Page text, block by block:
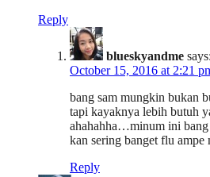
Reply
blueskyandme says:
October 15, 2016 at 2:21
bang sam mungkin bukan
tapi kayaknya lebih butuh
ahahahha…minum ini bang
kan sering banget flu ampe
Reply